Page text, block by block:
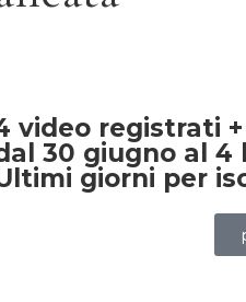
video registrati +
30 giugno al 4
giorni per